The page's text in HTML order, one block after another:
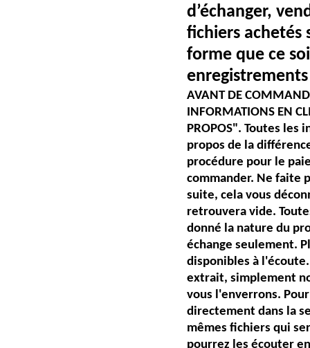
d’échanger,
fichiers achetés
forme que ce
AVANT DE
INFORMATIONS EN
PROPOS". Toutes les
propos de la
procédure pour le
commander. Ne faite
suite, cela vous
retrouvera vide.
donné la nature du
échange seulement.
disponibles à
extrait, simplement
vous l'enverrons.
directement dans la
mêmes fichiers qui
pourrez les écouter